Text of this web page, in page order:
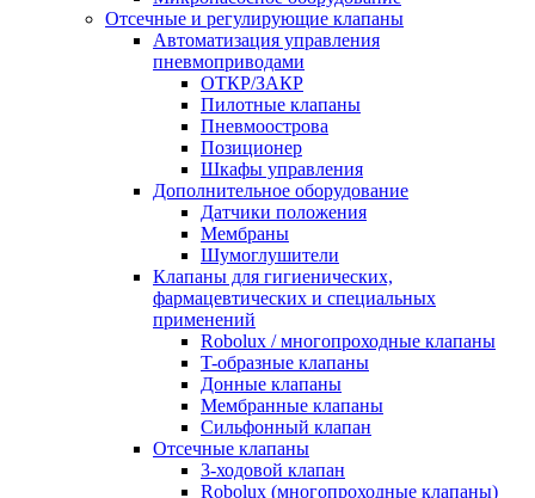
Отсечные и регулирующие клапаны
Автоматизация управления
пневмоприводами
ОТКР/ЗАКР
Пилотные клапаны
Пневмоострова
Позиционер
Шкафы управления
Дополнительное оборудование
Датчики положения
Мембраны
Шумоглушители
Клапаны для гигиенических,
фармацевтических и специальных
применений
Robolux / многопроходные клапаны
T-образные клапаны
Донные клапаны
Мембранные клапаны
Сильфонный клапан
Отсечные клапаны
3-ходовой клапан
Robolux (многопроходные клапаны)